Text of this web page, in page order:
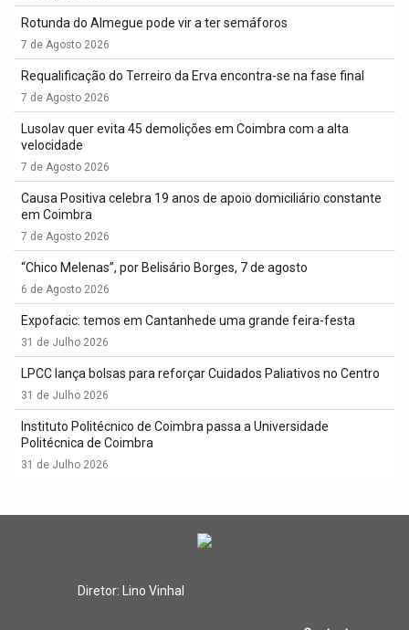
Rotunda do Almegue pode vir a ter semáforos
7 de Agosto 2026
Requalificação do Terreiro da Erva encontra-se na fase final
7 de Agosto 2026
Lusolav quer evita 45 demolições em Coimbra com a alta
velocidade
7 de Agosto 2026
Causa Positiva celebra 19 anos de apoio domiciliário constante
em Coimbra
7 de Agosto 2026
“Chico Melenas”, por Belisário Borges, 7 de agosto
6 de Agosto 2026
Expofacic: temos em Cantanhede uma grande feira-festa
31 de Julho 2026
LPCC lança bolsas para reforçar Cuidados Paliativos no Centro
31 de Julho 2026
Instituto Politécnico de Coimbra passa a Universidade
Politécnica de Coimbra
31 de Julho 2026
Diretor: Lino Vinhal